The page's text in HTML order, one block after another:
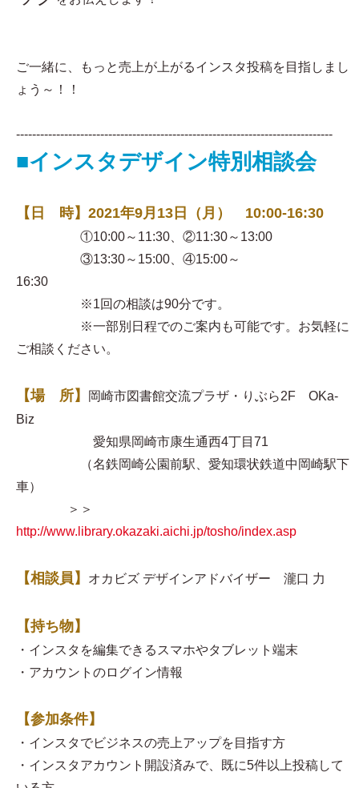
ご一緒に、もっと売上が上がるインスタ投稿を目指しまし
ょう～！！
-------------------------------------------------------------------------------
■インスタデザイン特別相談会
【日 時】2021年9月13日（月） 10:00-16:30
①10:00～11:30、②11:30～13:00
③13:30～15:00、④15:00～
16:30
※1回の相談は90分です。
※一部別日程でのご案内も可能です。お気軽に
ご相談ください。
【場 所】
岡崎市図書館交流プラザ・りぶら2F OKa-
Biz
愛知県岡崎市康生通西4丁目71
（名鉄岡崎公園前駅、愛知環状鉄道中岡崎駅下
車）
＞＞
http://www.library.okazaki.aichi.jp/tosho/index.asp
【相談員】 オカビズ デザインアドバイザー 瀧口 力
【持ち物】
・インスタを編集できるスマホやタブレット端末
・アカウントのログイン情報
【参加条件】
・インスタでビジネスの売上アップを目指す方
・インスタアカウント開設済みで、既に5件以上投稿して